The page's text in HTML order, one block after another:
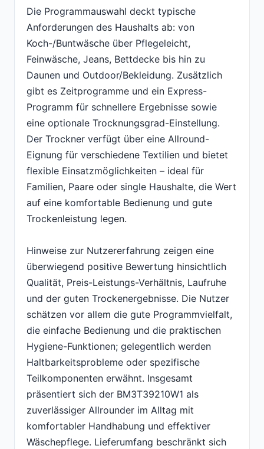
Die Programmauswahl deckt typische
Anforderungen des Haushalts ab: von
Koch-/Buntwäsche über Pflegeleicht,
Feinwäsche, Jeans, Bettdecke bis hin zu
Daunen und Outdoor/Bekleidung. Zusätzlich
gibt es Zeitprogramme und ein Express-
Programm für schnellere Ergebnisse sowie
eine optionale Trocknungsgrad-Einstellung.
Der Trockner verfügt über eine Allround-
Eignung für verschiedene Textilien und bietet
flexible Einsatzmöglichkeiten – ideal für
Familien, Paare oder single Haushalte, die Wert
auf eine komfortable Bedienung und gute
Trockenleistung legen.
Hinweise zur Nutzererfahrung zeigen eine
überwiegend positive Bewertung hinsichtlich
Qualität, Preis-Leistungs-Verhältnis, Laufruhe
und der guten Trockenergebnisse. Die Nutzer
schätzen vor allem die gute Programmvielfalt,
die einfache Bedienung und die praktischen
Hygiene-Funktionen; gelegentlich werden
Haltbarkeitsprobleme oder spezifische
Teilkomponenten erwähnt. Insgesamt
präsentiert sich der BM3T39210W1 als
zuverlässiger Allrounder im Alltag mit
komfortabler Handhabung und effektiver
Wäschepflege. Lieferumfang beschränkt sich